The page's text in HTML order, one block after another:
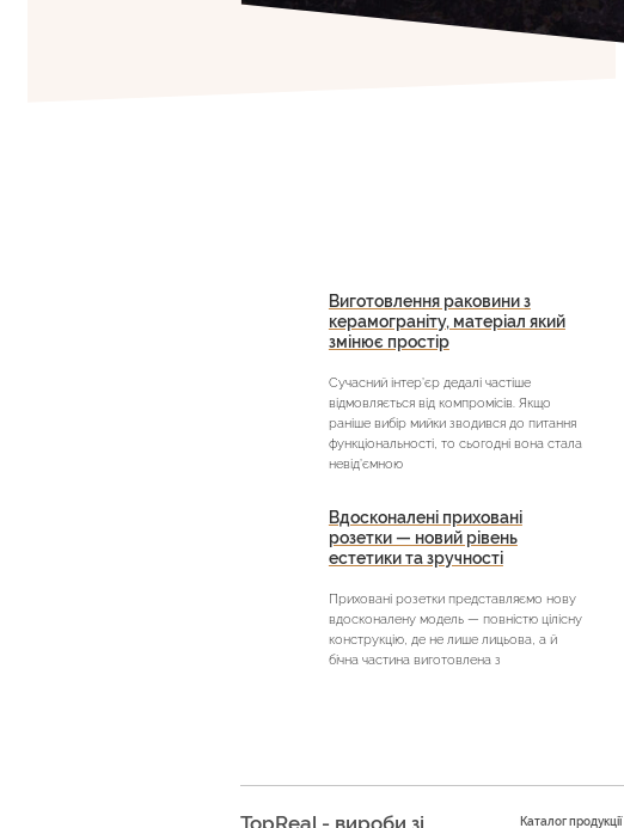
Виготовлення раковини з
керамограніту, матеріал який
змінює простір
Сучасний інтер’єр дедалі частіше
відмовляється від компромісів. Якщо
раніше вибір мийки зводився до питання
функціональності, то сьогодні вона стала
невід’ємною
Вдосконалені приховані
розетки — новий рівень
естетики та зручності
Приховані розетки представляємо нову
вдосконалену модель — повністю цілісну
конструкцію, де не лише лицьова, а й
бічна частина виготовлена з
TopReal - вироби зі Каталог продукції